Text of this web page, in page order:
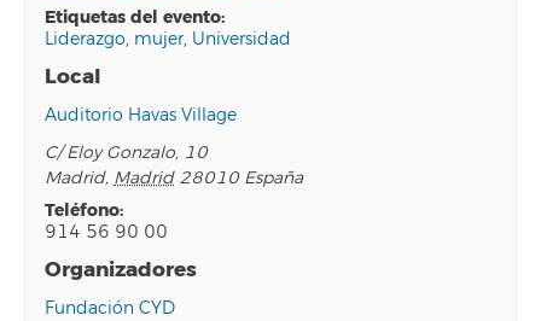
etiquetas del evento:
Liderazgo, mujer, Universidad
Local
Auditorio Havas Village
C/ Eloy Gonzalo, 10
Madrid, Madrid 28010 España
teléfono:
914 56 90 00
Organizadores
Fundación CYD